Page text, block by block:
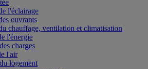
l'éclairage
ouvrants
chauffage, ventilation et climatisation
l'énergie
charges
l'air
logement